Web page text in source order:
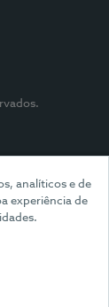
analíticos e de
experiência de